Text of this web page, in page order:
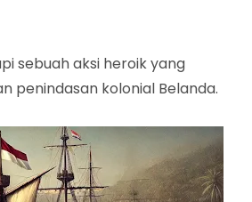
sebuah aksi heroik yang
penindasan kolonial Belanda.